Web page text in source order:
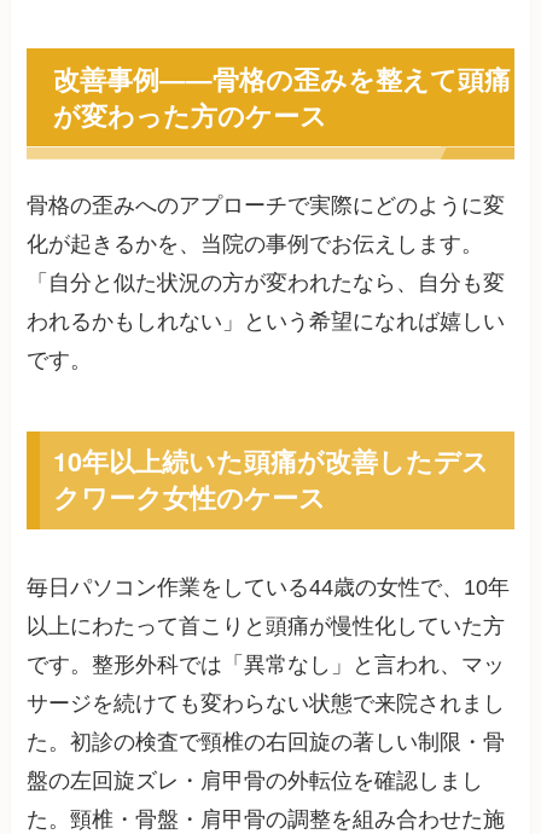
改善事例——骨格の歪みを整えて頭痛
が変わった方のケース
骨格の歪みへのアプローチで実際にどのように変
化が起きるかを、当院の事例でお伝えします。
「自分と似た状況の方が変われたなら、自分も変
われるかもしれない」という希望になれば嬉しい
です。
10年以上続いた頭痛が改善したデス
クワーク女性のケース
毎日パソコン作業をしている44歳の女性で、10年
以上にわたって首こりと頭痛が慢性化していた方
です。整形外科では「異常なし」と言われ、マッ
サージを続けても変わらない状態で来院されまし
た。初診の検査で頸椎の右回旋の著しい制限・骨
盤の左回旋ズレ・肩甲骨の外転位を確認しまし
た。頸椎・骨盤・肩甲骨の調整を組み合わせた施